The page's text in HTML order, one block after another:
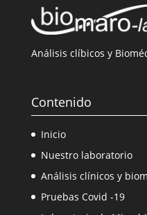
Análisis clíbicos y
Contenido
Inicio
Nuestro laboratorio
Análisis clínicos y
Pruebas Covid -19